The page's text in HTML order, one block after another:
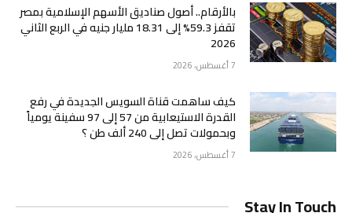
بالأرقام.. أصول صناديق الأسهم الإسلامية بمصر
تقفز 59.3% إلى 18.31 مليار جنيه في الربع الثاني
2026
7 أغسطس، 2026
كيف ساهمت قناة السويس الجديدة في رفع
القدرة الاستيعابية من 57 إلى 97 سفينة يومياً
وبحمولات تصل إلى 240 ألف طن ؟
7 أغسطس، 2026
Stay In Touch